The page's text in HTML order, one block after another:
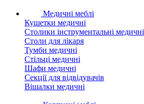
Медичні меблі
Кушетки медичні
Столики інструментальні медичні
Столи для лікаря
Тумби медичні
Стільці медичні
Шафи медичні
Секції для відвідувачів
Вішалки медичні